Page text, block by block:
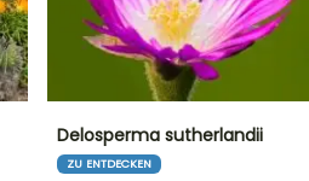
Delosperma sutherlandii
ZU ENTDECKEN